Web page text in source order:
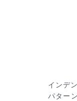
インデ
パター